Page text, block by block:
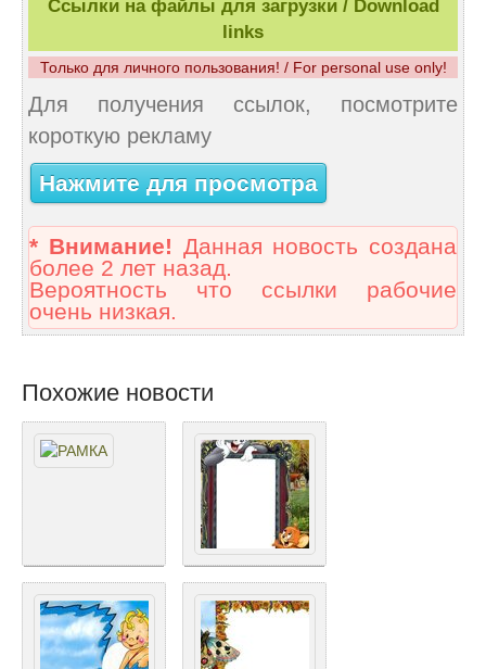
Ссылки на файлы для загрузки / Download
links
Только для личного пользования! / For personal use only!
Для получения ссылок, посмотрите
короткую рекламу
Нажмите для просмотра
* Внимание! Данная новость создана
более 2 лет назад.
Вероятность что ссылки рабочие
очень низкая.
Похожие новости